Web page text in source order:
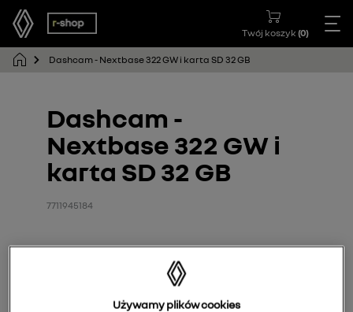
Twój koszyk (0)
Dashcam - Nextbase 322 GW i karta SD 32 GB
Dashcam -
Nextbase 322 GW i
karta SD 32 GB
7711945184
Używamy plików cookies